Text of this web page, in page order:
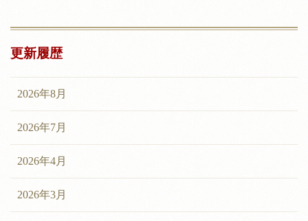
更新履歴
2026年8月
2026年7月
2026年4月
2026年3月